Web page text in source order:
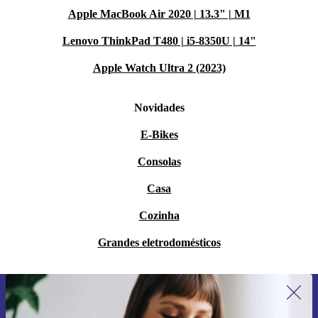
Apple MacBook Air 2020 | 13.3" | M1
Lenovo ThinkPad T480 | i5-8350U | 14"
Apple Watch Ultra 2 (2023)
Novidades
E-Bikes
Consolas
Casa
Cozinha
Grandes eletrodomésticos
Subscreve a nossa newsletter pela